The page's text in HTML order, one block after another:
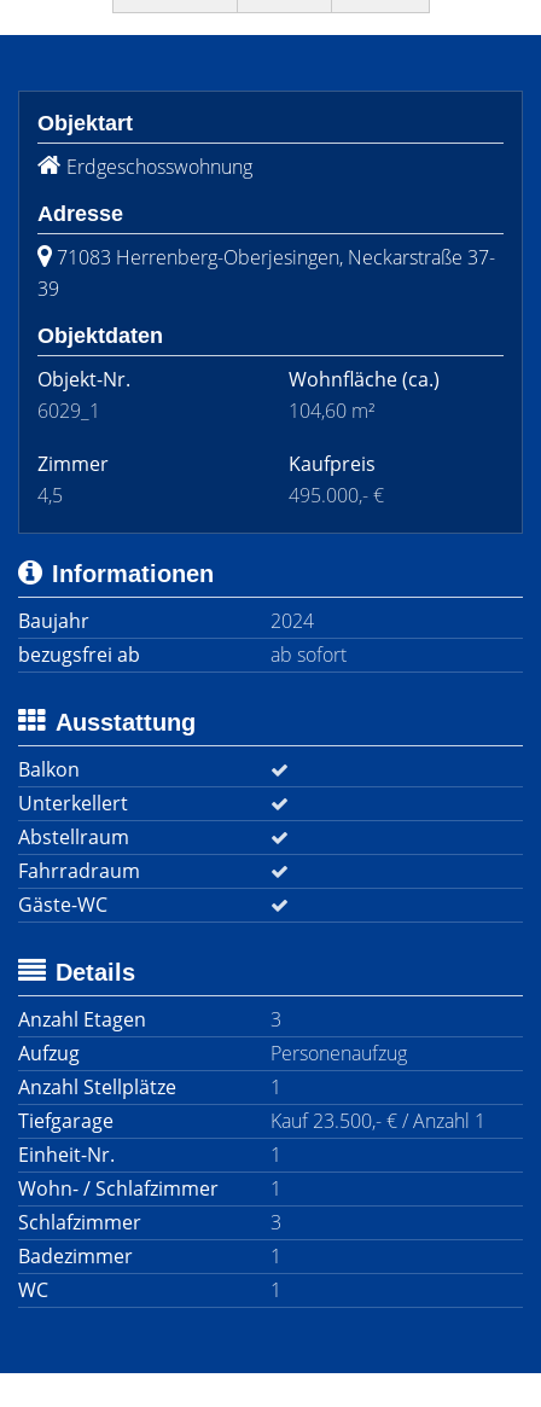
Objektart
Erdgeschosswohnung
Adresse
71083 Herrenberg-Oberjesingen, Neckarstraße 37-
39
Objektdaten
Objekt-Nr.
6029_1
Wohnfläche(ca.)
104,60 m²
Zimmer
4,5
Kaufpreis
495.000,- €
Informationen
Baujahr
2024
bezugsfrei ab
ab sofort
Ausstattung
Balkon
Unterkellert
Abstellraum
Fahrradraum
Gäste-WC
Details
Anzahl Etagen
3
Aufzug
Personenaufzug
Anzahl Stellplätze
1
Tiefgarage
Kauf 23.500,- € / Anzahl 1
Einheit-Nr.
1
Wohn- / Schlafzimmer
1
Schlafzimmer
3
Badezimmer
1
WC
1